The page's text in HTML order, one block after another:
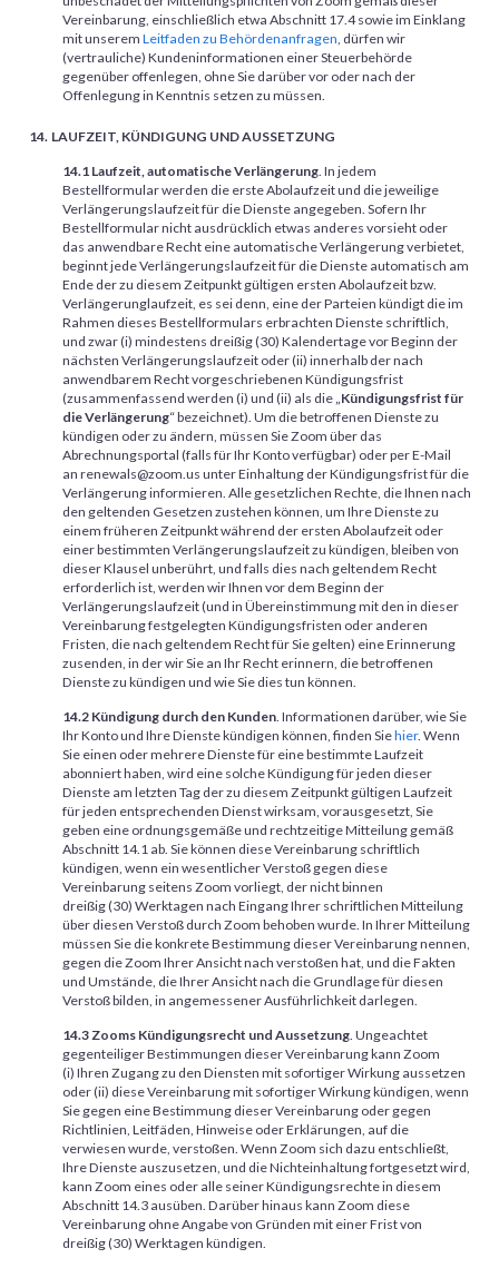
Vereinbarung, einschließlich etwa Abschnitt 17.4 sowie im Einklang
mit unserem Leitfaden zu Behördenanfragen , dürfen wir
(vertrauliche) Kundeninformationen einer Steuerbehörde
gegenüber offenlegen, ohne Sie darüber vor oder nach der
Offenlegung in Kenntnis setzen zu müssen.
LAUFZEIT, KÜNDIGUNG UND AUSSETZUNG
14.1 Laufzeit, automatische Verlängerung. In jedem
Bestellformular werden die erste Abolaufzeit und die jeweilige
Verlängerungslaufzeit für die Dienste angegeben. Sofern Ihr
Bestellformular nicht ausdrücklich etwas anderes vorsieht oder
das anwendbare Recht eine automatische Verlängerung verbietet,
beginnt jede Verlängerungslaufzeit für die Dienste automatisch am
Ende der zu diesem Zeitpunkt gültigen ersten Abolaufzeit bzw.
Verlängerunglaufzeit, es sei denn, eine der Parteien kündigt die im
Rahmen dieses Bestellformulars erbrachten Dienste schriftlich,
und zwar (i) mindestens dreißig (30) Kalendertage vor Beginn der
nächsten Verlängerungslaufzeit oder (ii) innerhalb der nach
anwendbarem Recht vorgeschriebenen Kündigungsfrist
(zusammenfassend werden (i) und (ii) als die „Kündigungsfrist für
die Verlängerung“ bezeichnet). Um die betroffenen Dienste zu
kündigen oder zu ändern, müssen Sie Zoom über das
Abrechnungsportal (falls für Ihr Konto verfügbar) oder per E-Mail
an renewals@zoom.us unter Einhaltung der Kündigungsfrist für die
Verlängerung informieren. Alle gesetzlichen Rechte, die Ihnen nach
den geltenden Gesetzen zustehen können, um Ihre Dienste zu
einem früheren Zeitpunkt während der ersten Abolaufzeit oder
einer bestimmten Verlängerungslaufzeit zu kündigen, bleiben von
dieser Klausel unberührt, und falls dies nach geltendem Recht
erforderlich ist, werden wir Ihnen vor dem Beginn der
Verlängerungslaufzeit (und in Übereinstimmung mit den in dieser
Vereinbarung festgelegten Kündigungsfristen oder anderen
Fristen, die nach geltendem Recht für Sie gelten) eine Erinnerung
zusenden, in der wir Sie an Ihr Recht erinnern, die betroffenen
Dienste zu kündigen und wie Sie dies tun können.
14.2 Kündigung durch den Kunden. Informationen darüber, wie Sie
Ihr Konto und Ihre Dienste kündigen können, finden Siehier. Wenn
Sie einen oder mehrere Dienste für eine bestimmte Laufzeit
abonniert haben, wird eine solche Kündigung für jeden dieser
Dienste am letzten Tag der zu diesem Zeitpunkt gültigen Laufzeit
für jeden entsprechenden Dienst wirksam, vorausgesetzt, Sie
geben eine ordnungsgemäße und rechtzeitige Mitteilung gemäß
Abschnitt 14.1 ab. Sie können diese Vereinbarung schriftlich
kündigen, wenn ein wesentlicher Verstoß gegen diese
Vereinbarung seitens Zoom vorliegt, der nicht binnen
dreißig (30) Werktagen nach Eingang Ihrer schriftlichen Mitteilung
über diesen Verstoß durch Zoom behoben wurde. In Ihrer Mitteilung
müssen Sie die konkrete Bestimmung dieser Vereinbarung nennen,
gegen die Zoom Ihrer Ansicht nach verstoßen hat, und die Fakten
und Umstände, die Ihrer Ansicht nach die Grundlage für diesen
Verstoß bilden, in angemessener Ausführlichkeit darlegen.
14.3 Zooms Kündigungsrecht und Aussetzung. Ungeachtet
gegenteiliger Bestimmungen dieser Vereinbarung kann Zoom
(i) Ihren Zugang zu den Diensten mit sofortiger Wirkung aussetzen
oder (ii) diese Vereinbarung mit sofortiger Wirkung kündigen, wenn
Sie gegen eine Bestimmung dieser Vereinbarung oder gegen
Richtlinien, Leitfäden, Hinweise oder Erklärungen, auf die
verwiesen wurde, verstoßen. Wenn Zoom sich dazu entschließt,
Ihre Dienste auszusetzen, und die Nichteinhaltung fortgesetzt wird,
kann Zoom eines oder alle seiner Kündigungsrechte in diesem
Abschnitt 14.3 ausüben. Darüber hinaus kann Zoom diese
Vereinbarung ohne Angabe von Gründen mit einer Frist von
dreißig (30) Werktagen kündigen.